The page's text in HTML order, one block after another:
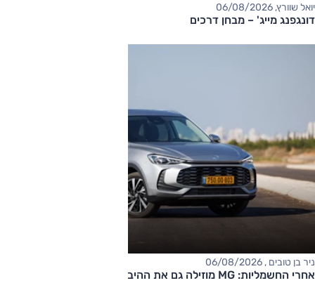
יואל שוורץ, 06/08/2026
דונגפנג מייג' – מבחן דרכים
ניר בן טובים , 06/08/2026
אחרי החשמליות: MG מוזילה גם את ההיברידיות